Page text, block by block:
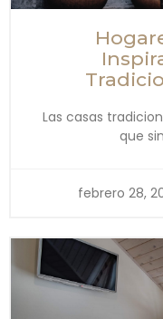
Las casas
que
febrero 28,